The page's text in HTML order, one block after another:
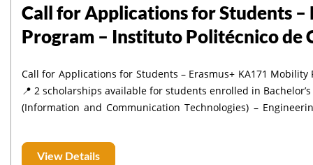
Call for Applications for Students
Program – Instituto Politécnico de
Call for Applications for Students – Erasmus+ KA171
📍 2 scholarships available for students enrolled in Bachelor’s or Master’s programs in the following fields: Business – ICT
(Information and Communication Technologies) – Engineering – Agriculture 📅 Deadline:
enrollment Transcript of Records Language certificate proving at least B1/B2 level of English Learning Agreement signed
by the student and a representative of the institution Scanned copy of passport Motivation Letter Students must
View Details